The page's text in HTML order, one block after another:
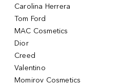
Carolina Herrera
Tom Ford
MAC Cosmetics
Dior
Creed
Valentino
Momirov Cosmetics